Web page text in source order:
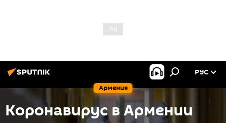
Армения
РУС
Коронавирус в Армении